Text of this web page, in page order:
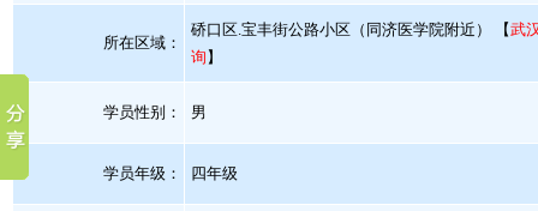
所在区域：
硚口区.宝丰街公路小区（同济医学院附近） 【武
询 】
学员性别： 男
学员年级： 四年级